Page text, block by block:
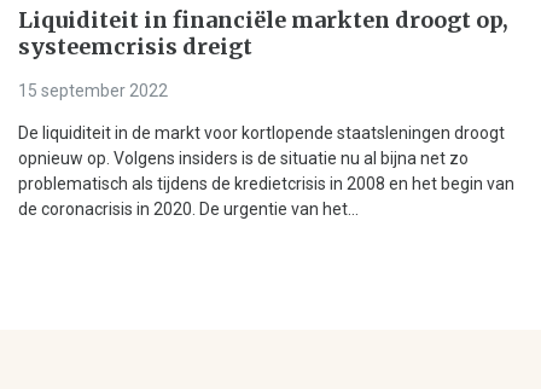
Liquiditeit in financiële markten droogt op,
systeemcrisis dreigt
15 september 2022
De liquiditeit in de markt voor kortlopende staatsleningen droogt
opnieuw op. Volgens insiders is de situatie nu al bijna net zo
problematisch als tijdens de kredietcrisis in 2008 en het begin van
de coronacrisis in 2020. De urgentie van het...